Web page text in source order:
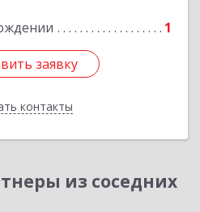
1
заявку
контакты
заявку
Назад
из соседних